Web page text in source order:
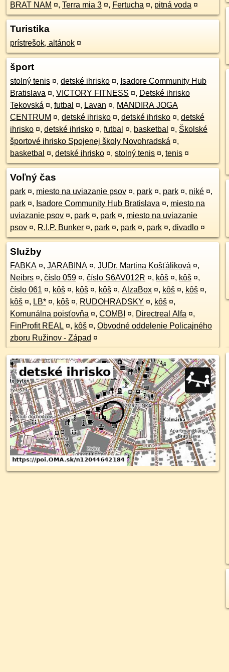
BRAT NAM ¤, Terra mia 3 ¤, Fertucha ¤, pitná voda ¤
Turistika
prístrešok, altánok ¤
šport
stolný tenis ¤, detské ihrisko ¤, Isadore Community Hub
Bratislava ¤, VICTORY FITNESS ¤, Detské ihrisko
Tekovská ¤, futbal ¤, Lavan ¤, MANDIRA JOGA
CENTRUM ¤, detské ihrisko ¤, detské ihrisko ¤, detské
ihrisko ¤, detské ihrisko ¤, futbal ¤, basketbal ¤, Školské
športové ihrisko Spojenej školy Novohradská ¤,
basketbal ¤, detské ihrisko ¤, stolný tenis ¤, tenis ¤
Voľný čas
park ¤, miesto na uviazanie psov ¤, park ¤, park ¤, niké ¤,
park ¤, Isadore Community Hub Bratislava ¤, miesto na
uviazanie psov ¤, park ¤, park ¤, miesto na uviazanie
psov ¤, R.I.P. Bunker ¤, park ¤, park ¤, park ¤, divadlo ¤
Služby
FABKA ¤, JARABINA ¤, JUDr. Martina Košťáliková ¤,
Neibrs ¤, číslo 059 ¤, číslo S6AV012R ¤, kôš ¤, kôš ¤,
číslo 061 ¤, kôš ¤, kôš ¤, kôš ¤, AlzaBox ¤, kôš ¤, kôš ¤,
kôš ¤, LB* ¤, kôš ¤, RUDOHRADSKY ¤, kôš ¤,
Komunálna poisťovňa ¤, COMBI ¤, Directreal Alfa ¤,
FinProfit REAL ¤, kôš ¤, Obvodné oddelenie Policajného
zboru Ružinov - Západ ¤